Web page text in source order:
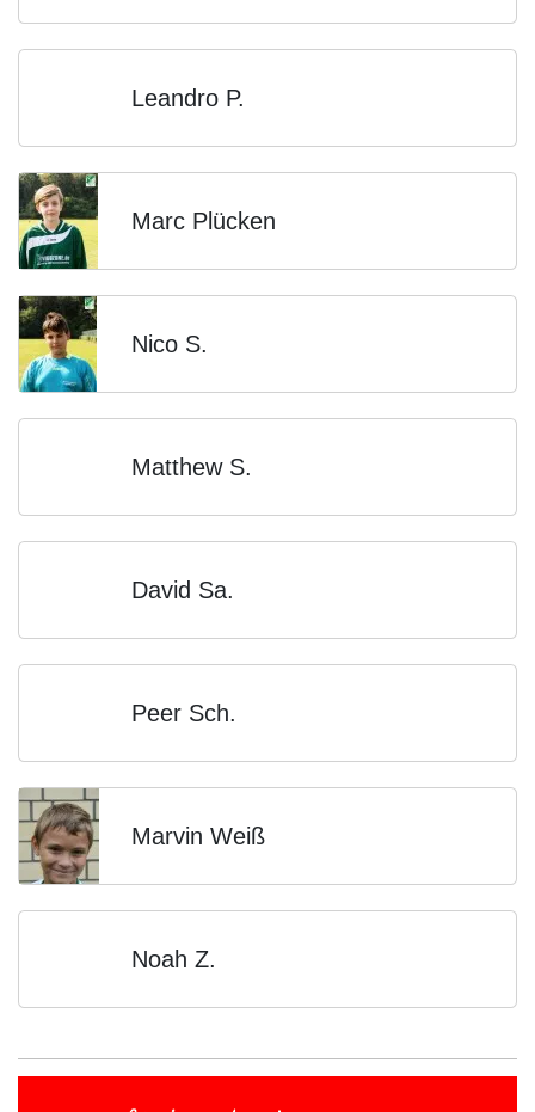
Leandro P.
Marc Plücken
Nico S.
Matthew S.
David Sa.
Peer Sch.
Marvin Weiß
Noah Z.